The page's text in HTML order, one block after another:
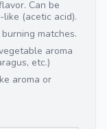
Can be
(acetic acid).
matches.
aroma
etc.)
aroma or